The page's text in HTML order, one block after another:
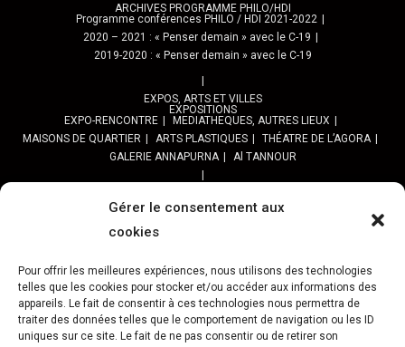
Gérer le consentement aux
cookies
Pour offrir les meilleures expériences, nous utilisons des technologies
telles que les cookies pour stocker et/ou accéder aux informations des
appareils. Le fait de consentir à ces technologies nous permettra de
traiter des données telles que le comportement de navigation ou les ID
uniques sur ce site. Le fait de ne pas consentir ou de retirer son
ARCHIVES PROGRAMME PHILO/HDI
Programme conférences PHILO / HDI 2021-2022
2020 – 2021 : « Penser demain » avec le C-19
2019-2020 : « Penser demain » avec le C-19
EXPOS, ARTS ET VILLES
EXPOSITIONS
EXPO-RENCONTRE
MEDIATHEQUES, AUTRES LIEUX
MAISONS DE QUARTIER
ARTS PLASTIQUES
THÉATRE DE L’AGORA
GALERIE ANNAPURNA
Al TANNOUR
PPROGRAMME DES BALADES URBAINES 2025
Programme SORTIES URBAN SKETCHER 2024-2025 :
Archives URBAN SKETCHERS ESSONNE
ATELIERS CULTURELS STREET ART JEU URBAIN « JeSuisMaVille »